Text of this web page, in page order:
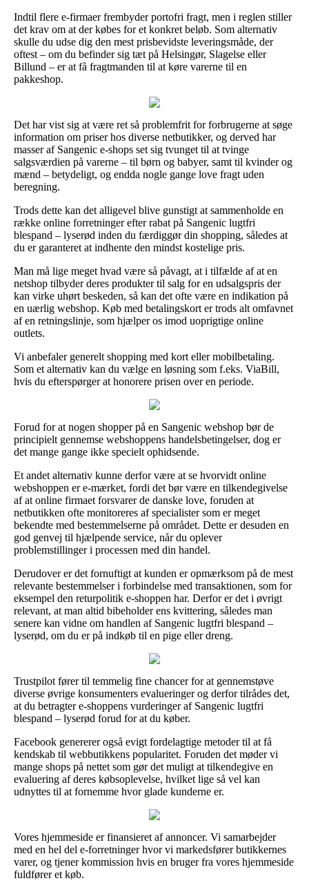
Indtil flere e-firmaer frembyder portofri fragt, men i reglen stiller
det krav om at der købes for et konkret beløb. Som alternativ
skulle du udse dig den mest prisbevidste leveringsmåde, der
oftest – om du befinder sig tæt på Helsingør, Slagelse eller
Billund – er at få fragtmanden til at køre varerne til en
pakkeshop.
Det har vist sig at være ret så problemfrit for forbrugerne at søge
information om priser hos diverse netbutikker, og derved har
masser af Sangenic e-shops set sig tvunget til at tvinge
salgsværdien på varerne – til børn og babyer, samt til kvinder og
mænd – betydeligt, og endda nogle gange love fragt uden
beregning.
Trods dette kan det alligevel blive gunstigt at sammenholde en
række online forretninger efter rabat på Sangenic lugtfri
blespand – lyserød inden du færdiggør din shopping, således at
du er garanteret at indhente den mindst kostelige pris.
Man må lige meget hvad være så påvagt, at i tilfælde af at en
netshop tilbyder deres produkter til salg for en udsalgspris der
kan virke uhørt beskeden, så kan det ofte være en indikation på
en uærlig webshop. Køb med betalingskort er trods alt omfavnet
af en retningslinje, som hjælper os imod uoprigtige online
outlets.
Vi anbefaler generelt shopping med kort eller mobilbetaling.
Som et alternativ kan du vælge en løsning som f.eks. ViaBill,
hvis du efterspørger at honorere prisen over en periode.
Forud for at nogen shopper på en Sangenic webshop bør de
principielt gennemse webshoppens handelsbetingelser, dog er
det mange gange ikke specielt ophidsende.
Et andet alternativ kunne derfor være at se hvorvidt online
webshoppen er e-mærket, fordi det bør være en tilkendegivelse
af at online firmaet forsvarer de danske love, foruden at
netbutikken ofte monitoreres af specialister som er meget
bekendte med bestemmelserne på området. Dette er desuden en
god genvej til hjælpende service, når du oplever
problemstillinger i processen med din handel.
Derudover er det fornuftigt at kunden er opmærksom på de mest
relevante bestemmelser i forbindelse med transaktionen, som for
eksempel den returpolitik e-shoppen har. Derfor er det i øvrigt
relevant, at man altid bibeholder ens kvittering, således man
senere kan vidne om handlen af Sangenic lugtfri blespand –
lyserød, om du er på indkøb til en pige eller dreng.
Trustpilot fører til temmelig fine chancer for at gennemstøve
diverse øvrige konsumenters evalueringer og derfor tilrådes det,
at du betragter e-shoppens vurderinger af Sangenic lugtfri
blespand – lyserød forud for at du køber.
Facebook genererer også evigt fordelagtige metoder til at få
kendskab til webbutikkens popularitet. Foruden det møder vi
mange shops på nettet som gør det muligt at tilkendegive en
evaluering af deres købsoplevelse, hvilket lige så vel kan
udnyttes til at fornemme hvor glade kunderne er.
Vores hjemmeside er finansieret af annoncer. Vi samarbejder
med en hel del e-forretninger hvor vi markedsfører butikkernes
varer, og tjener kommission hvis en bruger fra vores hjemmeside
fuldfører et køb.